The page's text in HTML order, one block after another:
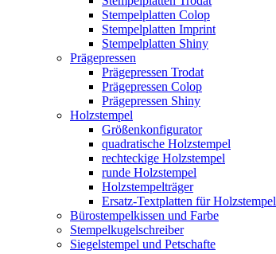
Stempelplatten Colop
Stempelplatten Imprint
Stempelplatten Shiny
Prägepressen
Prägepressen Trodat
Prägepressen Colop
Prägepressen Shiny
Holzstempel
Größenkonfigurator
quadratische Holzstempel
rechteckige Holzstempel
runde Holzstempel
Holzstempelträger
Ersatz-Textplatten für Holzstempel
Bürostempelkissen und Farbe
Stempelkugelschreiber
Siegelstempel und Petschafte